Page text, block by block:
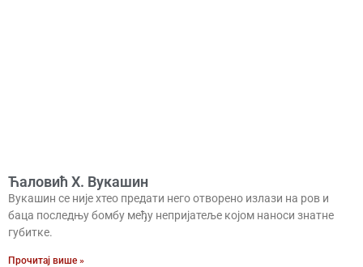
Ћаловић Х. Вукашин
Вукашин се није хтео предати него отворено излази на ров и
баца последњу бомбу међу непријатеље којом наноси знатне
губитке.
Прочитај више »